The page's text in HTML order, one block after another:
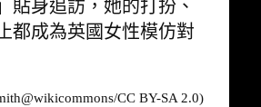
貼身追訪，她的打扮、
都成為英國女性模仿對
wikicommons/CC BY-SA 2.0)